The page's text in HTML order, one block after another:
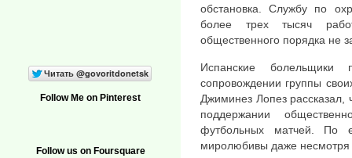
обстановка. Службу по
более трех тысяч
общественного порядка не
Испанские
сопровождении группы
Джиминез Лопез рассказал,
поддержании
футбольных матчей. По
миролюбивы даже несмотря
Follow Me on Pinterest
Follow us on Foursquare